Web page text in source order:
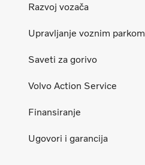
Razvoj vozača
Upravljanje voznim parkom
Saveti za gorivo
Volvo Action Service
Finansiranje
Ugovori i garancija